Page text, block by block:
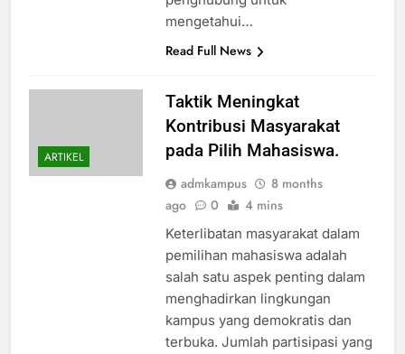
mengetahui…
Read Full News
ARTIKEL
Taktik Meningkat
Kontribusi Masyarakat
pada Pilih Mahasiswa.
admkampus
8 months
ago
0 4 mins
Keterlibatan masyarakat dalam
pemilihan mahasiswa adalah
salah satu aspek penting dalam
menghadirkan lingkungan
kampus yang demokratis dan
terbuka. Jumlah partisipasi yang